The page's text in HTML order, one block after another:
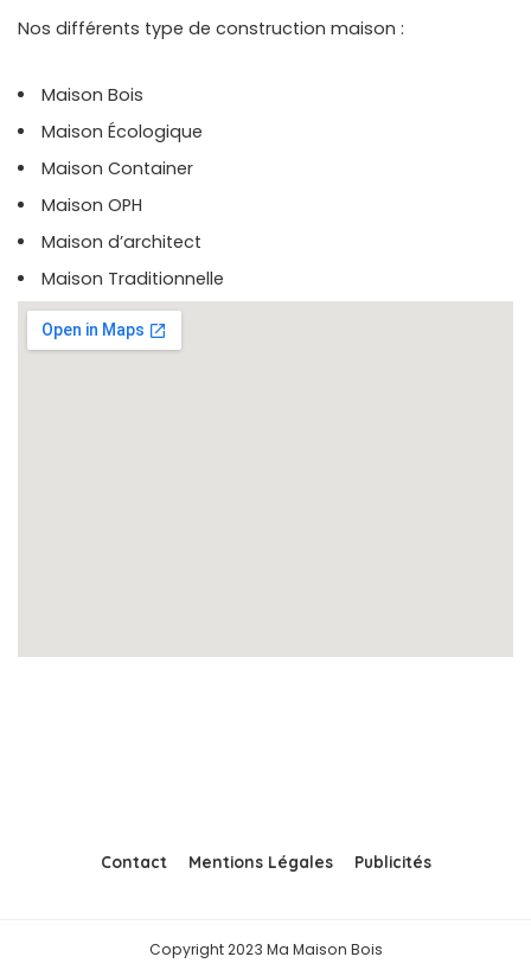
Nos différents type de construction maison :
Maison Bois
Maison Écologique
Maison Container
Maison OPH
Maison d’architect
Maison Traditionnelle
Contact Mentions Légales Publicités
Copyright 2023 Ma Maison Bois